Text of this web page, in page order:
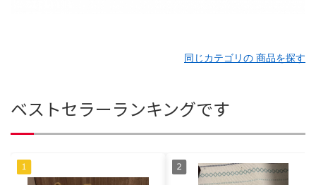
同じカテゴリの 商品を探す
ベストセラーランキングです